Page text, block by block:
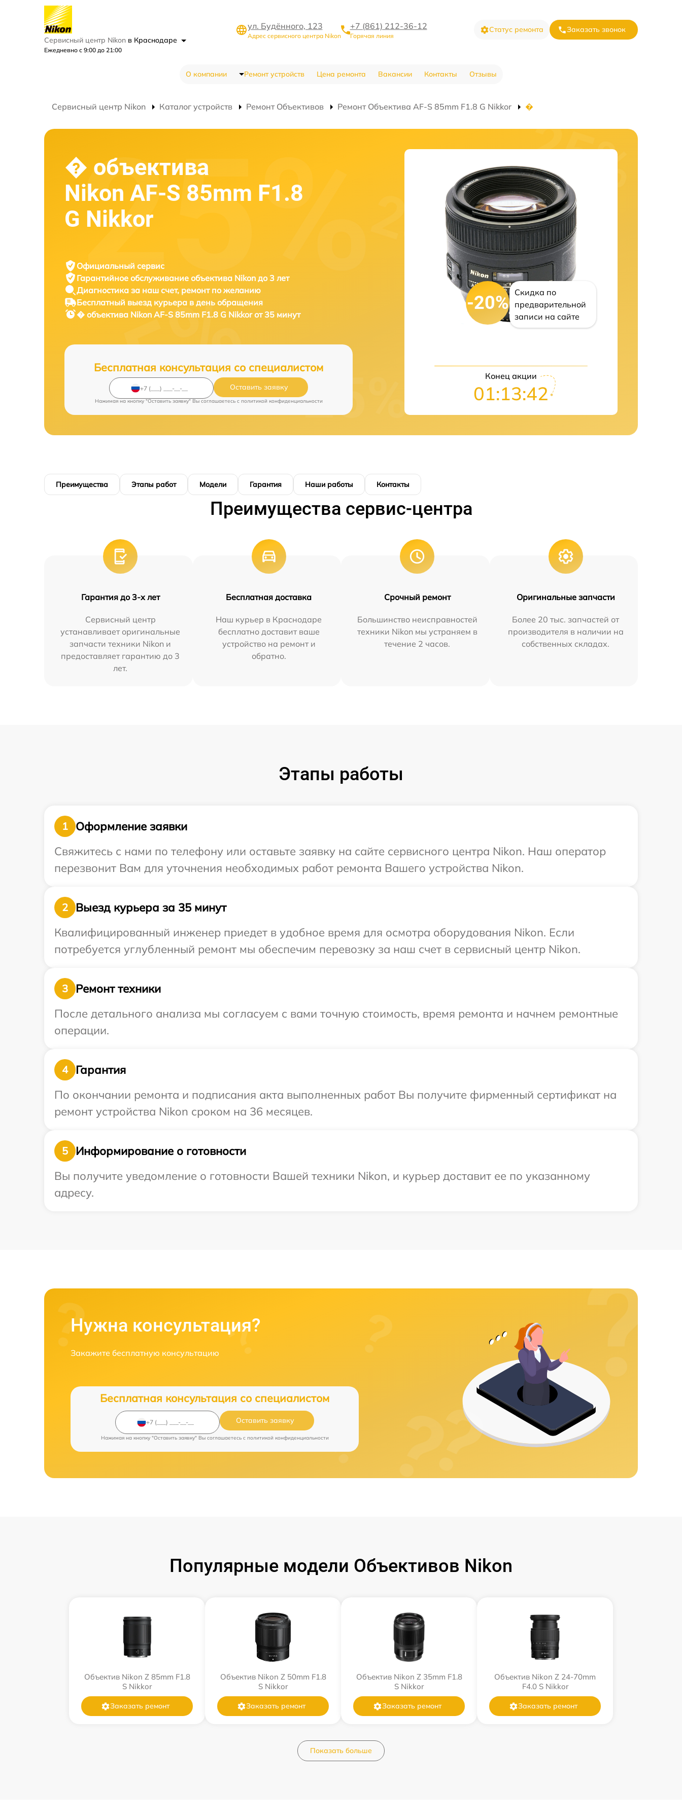
Сервисный центр Nikon в Краснодаре
Ежедневно с 9:00 до 21:00
ул. Будённого, 123
Адрес сервисного центра Nikon
+7 (861) 212-36-12
Горячая линия
Статус ремонта Заказать звонок
О компании Ремонт устройств Цена ремонта Вакансии Контакты Отзывы
Сервисный центр Nikon Каталог устройств Ремонт Объективов Ремонт Объектива AF-S 85mm F1.8 G Nikkor �
� объектива
Nikon AF-S 85mm F1.8
G Nikkor
Официальный сервис
Гарантийное обслуживание объектива Nikon до 3 лет
Диагностика за наш счет, ремонт по желанию
Бесплатный выезд курьера в день обращения
� объектива Nikon AF-S 85mm F1.8 G Nikkor от 35 минут
Бесплатная консультация со специалистом
Оставить заявку
Нажимая на кнопку "Оставить заявку" Вы соглашаетесь c политикой конфиденциальности
-20%
Скидка по
предварительной
записи на сайте
Конец акции
01:13:41
Преимущества Этапы работ Модели Гарантия Наши работы Контакты
Преимущества сервис-центра
Гарантия до 3-х лет
Сервисный центр
устанавливает оригинальные
запчасти техники Nikon и
предоставляет гарантию до 3
лет.
Бесплатная доставка
Наш курьер в Краснодаре
бесплатно доставит ваше
устройство на ремонт и
обратно.
Срочный ремонт
Большинство неисправностей
техники Nikon мы устраняем в
течение 2 часов.
Оригинальные запчасти
Более 20 тыс. запчастей от
производителя в наличии на
собственных складах.
Этапы работы
1
Оформление заявки
Свяжитесь с нами по телефону или оставьте заявку на сайте сервисного центра Nikon. Наш оператор
перезвонит Вам для уточнения необходимых работ ремонта Вашего устройства Nikon.
2
Выезд курьера за 35 минут
Квалифицированный инженер приедет в удобное время для осмотра оборудования Nikon. Если
потребуется углубленный ремонт мы обеспечим перевозку за наш счет в сервисный центр Nikon.
3
Ремонт техники
После детального анализа мы согласуем с вами точную стоимость, время ремонта и начнем ремонтные
операции.
4
Гарантия
По окончании ремонта и подписания акта выполненных работ Вы получите фирменный сертификат на
ремонт устройства Nikon сроком на 36 месяцев.
5
Информирование о готовности
Вы получите уведомление о готовности Вашей техники Nikon, и курьер доставит ее по указанному
адресу.
Нужна консультация?
Закажите бесплатную консультацию
Бесплатная консультация со специалистом
Оставить заявку
Нажимая на кнопку "Оставить заявку" Вы соглашаетесь c политикой конфиденциальности
Популярные модели Объективов Nikon
Объектив Nikon Z 85mm F1.8
S Nikkor
Заказать ремонт
Объектив Nikon Z 50mm F1.8
S Nikkor
Заказать ремонт
Объектив Nikon Z 35mm F1.8
S Nikkor
Заказать ремонт
Объектив Nikon Z 24-70mm
F4.0 S Nikkor
Заказать ремонт
Показать больше